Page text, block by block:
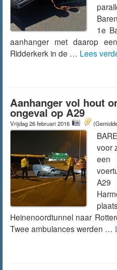
1e
aanhanger met daarop
Ridderkerk in de … Lees
Aanhanger vol hout
ongeval op A29
Vrijdag 26 februari 2016
voor
een
Heinenoordtunnel naar
Twee ambulances werden …